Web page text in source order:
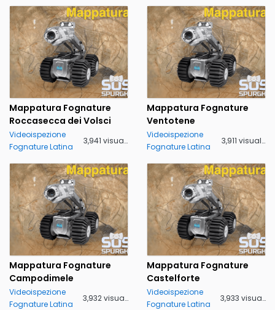
Mappatura Fognature
Roccasecca dei Volsci
Videoispezione
Fognature Latina
3,941 visualizzazioni
Mappatura Fognature
Ventotene
Videoispezione
Fognature Latina
3,911 visualizzazioni
Mappatura Fognature
Campodimele
Videoispezione
Fognature Latina
3,932 visualizzazioni
Mappatura Fognature
Castelforte
Videoispezione
Fognature Latina
3,933 visualizzazioni